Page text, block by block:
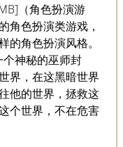
（角色扮演游
角色扮演类游戏，
的角色扮演风格。
神秘的巫师封
界，在这黑暗世界
他的世界，拯救这
个世界，不在危害